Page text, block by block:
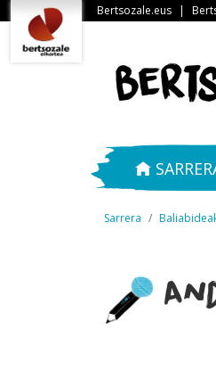
Bertsozale.eus |
Sarrera